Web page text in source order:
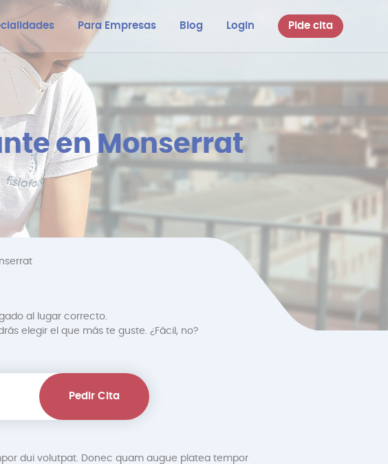
Para Empresas Blog Login Pide cita
en Monserrat
al lugar correcto.
elegir el que más te guste. ¿Fácil, no?
Pedir Cita
dui volutpat. Donec quam augue platea tempor